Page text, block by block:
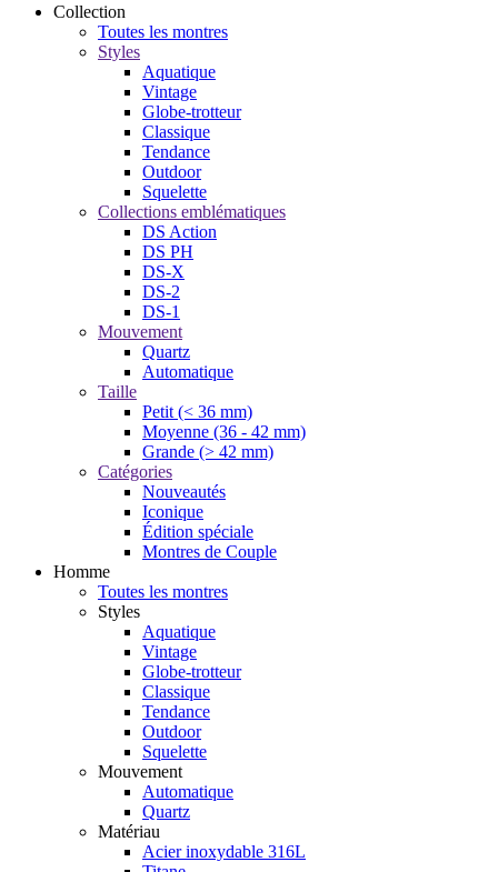
Collection
Toutes les montres
Styles
Aquatique
Vintage
Globe-trotteur
Classique
Tendance
Outdoor
Squelette
Collections emblématiques
DS Action
DS PH
DS-X
DS-2
DS-1
Mouvement
Quartz
Automatique
Taille
Petit (< 36 mm)
Moyenne (36 - 42 mm)
Grande (> 42 mm)
Catégories
Nouveautés
Iconique
Édition spéciale
Montres de Couple
Homme
Toutes les montres
Styles
Aquatique
Vintage
Globe-trotteur
Classique
Tendance
Outdoor
Squelette
Mouvement
Automatique
Quartz
Matériau
Acier inoxydable 316L